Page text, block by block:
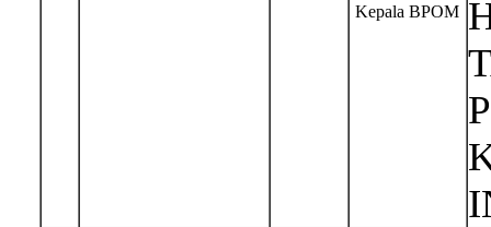
Kepala BPOM